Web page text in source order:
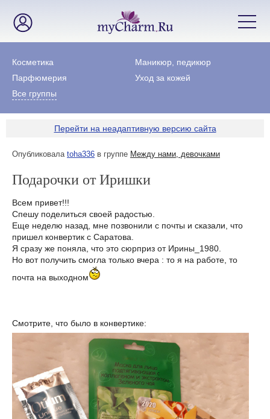
Косметика
Маникюр, педикюр
Парфюмерия
Уход за кожей
Все группы
Перейти на неадаптивную версию сайта
Опубликовала toha336 в группе Между нами, девочками
Подарочки от Иришки
Всем привет!!!
Спешу поделиться своей радостью.
Еще неделю назад, мне позвонили с почты и сказали, что
пришел конвертик с Саратова.
Я сразу же поняла, что это сюрприз от Ирины_1980.
Но вот получить смогла только вчера : то я на работе, то
почта на выходном
Смотрите, что было в конвертике: